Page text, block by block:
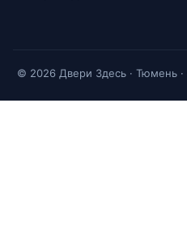
© 2026 Двери Здесь · Тюмень ·